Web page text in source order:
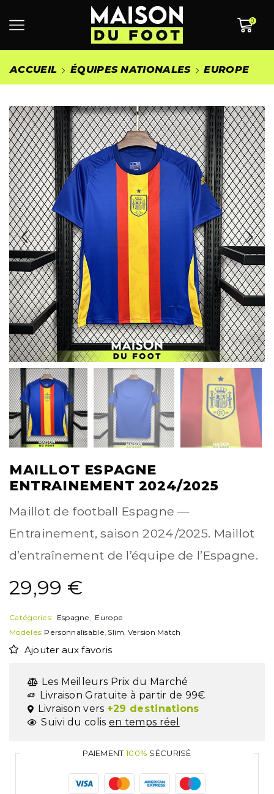
0
ACCUEIL ÉQUIPES NATIONALES EUROPE
MAILLOT ESPAGNE
ENTRAINEMENT 2024/2025
Maillot de football Espagne —
Entrainement, saison 2024/2025. Maillot
d’entraînement de l’équipe de l’Espagne.
29,99 €
Catégories: Espagne, Europe
Modèles: Personnalisable, Slim, Version Match
Ajouter aux favoris
Les Meilleurs Prix du Marché
Livraison Gratuite à partir de 99€
Livraison vers +29 destinations
Suivi du colis en temps réel
PAIEMENT100% SÉCURISÉ